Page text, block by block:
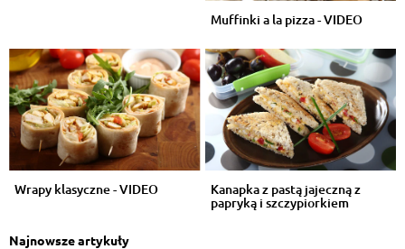
Muffinki a la pizza - VIDEO
Wrapy klasyczne - VIDEO Kanapka z pastą jajeczną z
papryką i szczypiorkiem
Najnowsze artykuły